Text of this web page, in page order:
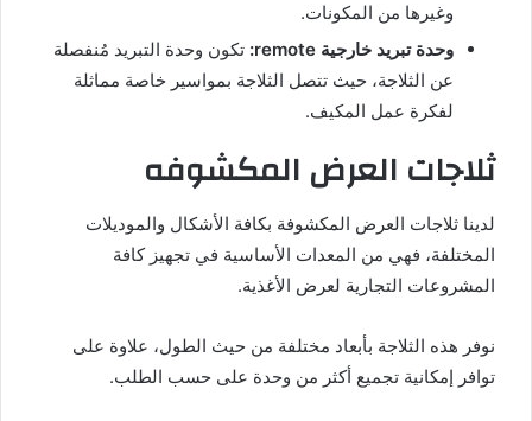
وغيرها من المكونات.
وحدة تبريد خارجية remote
: تكون وحدة التبريد مُنفصلة
عن الثلاجة، حيث تتصل الثلاجة بمواسير خاصة مماثلة
لفكرة عمل المكيف.
ثلاجات العرض المكشوفه
لدينا ثلاجات العرض المكشوفة بكافة الأشكال والموديلات
المختلفة، فهي من المعدات الأساسية في تجهيز كافة
المشروعات التجارية لعرض الأغذية.
نوفر هذه الثلاجة بأبعاد مختلفة من حيث الطول، علاوة على
توافر إمكانية تجميع أكثر من وحدة على حسب الطلب.